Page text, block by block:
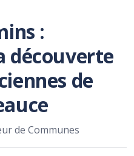
:
découverte
de
de Communes